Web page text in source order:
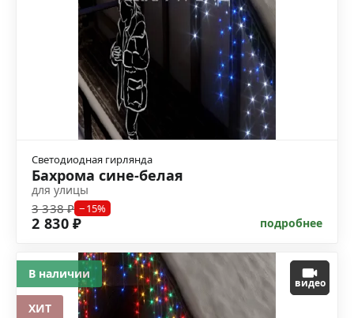
Светодиодная гирлянда
Бахрома сине-белая
для улицы
3 338 ₽ −15%
2 830 ₽ подробнее
видео
В наличии
ХИТ